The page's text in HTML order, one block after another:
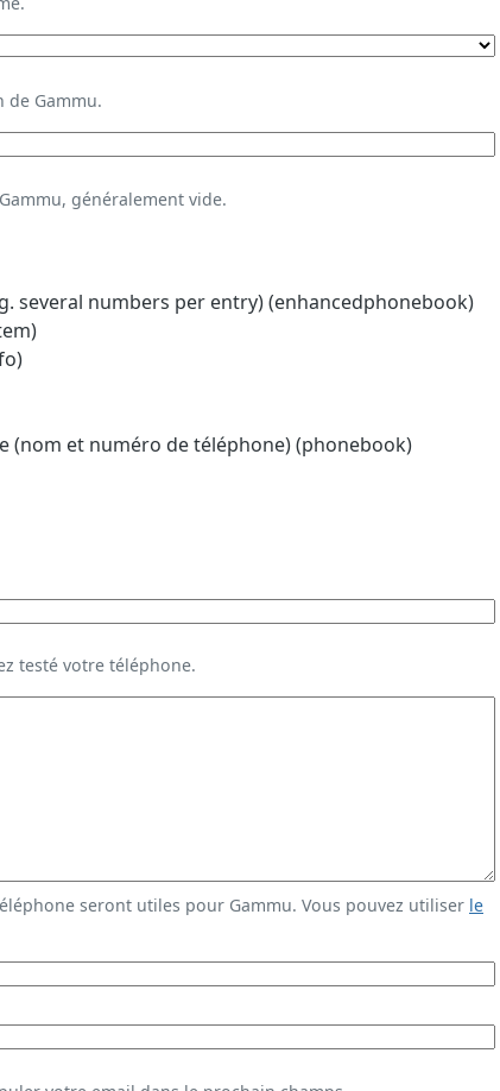
de Gammu.
généralement vide.
several numbers per entry) (enhancedphonebook)
(nom et numéro de téléphone) (phonebook)
testé votre téléphone.
seront utiles pour Gammu. Vous pouvez utiliser le